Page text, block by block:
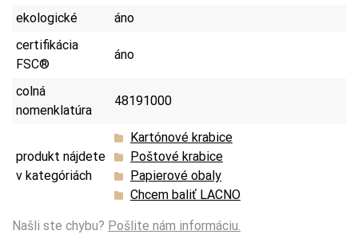
ekologické
áno
certifikácia
FSC®
áno
colná
nomenklatúra
48191000
produkt nájdete
v kategóriách
Kartónové krabice
Poštové krabice
Papierové obaly
Chcem baliť LACNO
Našli ste chybu? Pošlite nám informáciu.